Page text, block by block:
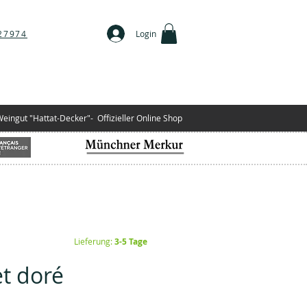
Login
"Hattat-Decker"- Offizieller Online Shop
doré
Lieferung:3-5 Tage